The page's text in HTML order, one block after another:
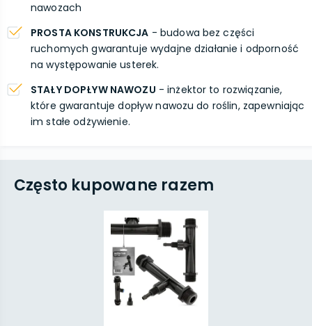
nawozach
PROSTA KONSTRUKCJA - budowa bez części
ruchomych gwarantuje wydajne działanie i odporność
na występowanie usterek.
STAŁY DOPŁYW NAWOZU - inżektor to rozwiązanie,
które gwarantuje dopływ nawozu do roślin, zapewniając
im stałe odżywienie.
Często kupowane razem